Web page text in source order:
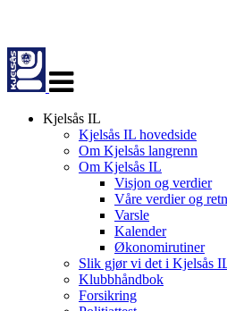
navigasjon
Kjelsås IL
Kjelsås IL hovedside
Om Kjelsås langrenn
Om Kjelsås IL
Visjon og verdier
Våre verdier og
Varsle
Kalender
Økonomirutiner
Slik gjør vi det i Kjelsås
Klubbhåndbok
Forsikring